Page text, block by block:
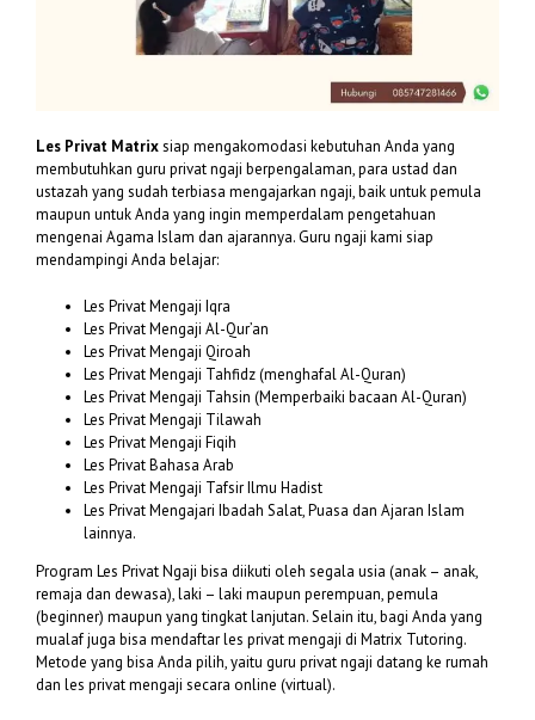
Les Privat Matrixsiap mengakomodasi kebutuhan Anda yang
membutuhkan guru privat ngaji berpengalaman, para ustad dan
ustazah yang sudah terbiasa mengajarkan ngaji, baik untuk pemula
maupun untuk Anda yang ingin memperdalam pengetahuan
mengenai Agama Islam dan ajarannya. Guru ngaji kami siap
mendampingi Anda belajar:
Les Privat Mengaji Iqra
Les Privat Mengaji Al-Qur’an
Les Privat Mengaji Qiroah
Les Privat Mengaji Tahfidz (menghafal Al-Quran)
Les Privat Mengaji Tahsin (Memperbaiki bacaan Al-Quran)
Les Privat Mengaji Tilawah
Les Privat Mengaji Fiqih
Les Privat Bahasa Arab
Les Privat Mengaji Tafsir Ilmu Hadist
Les Privat Mengajari Ibadah Salat, Puasa dan Ajaran Islam
lainnya.
Program Les Privat Ngaji bisa diikuti oleh segala usia (anak – anak,
remaja dan dewasa), laki – laki maupun perempuan, pemula
(beginner) maupun yang tingkat lanjutan. Selain itu, bagi Anda yang
mualaf juga bisa mendaftar les privat mengaji di Matrix Tutoring.
Metode yang bisa Anda pilih, yaitu guru privat ngaji datang ke rumah
dan les privat mengaji secara online (virtual).